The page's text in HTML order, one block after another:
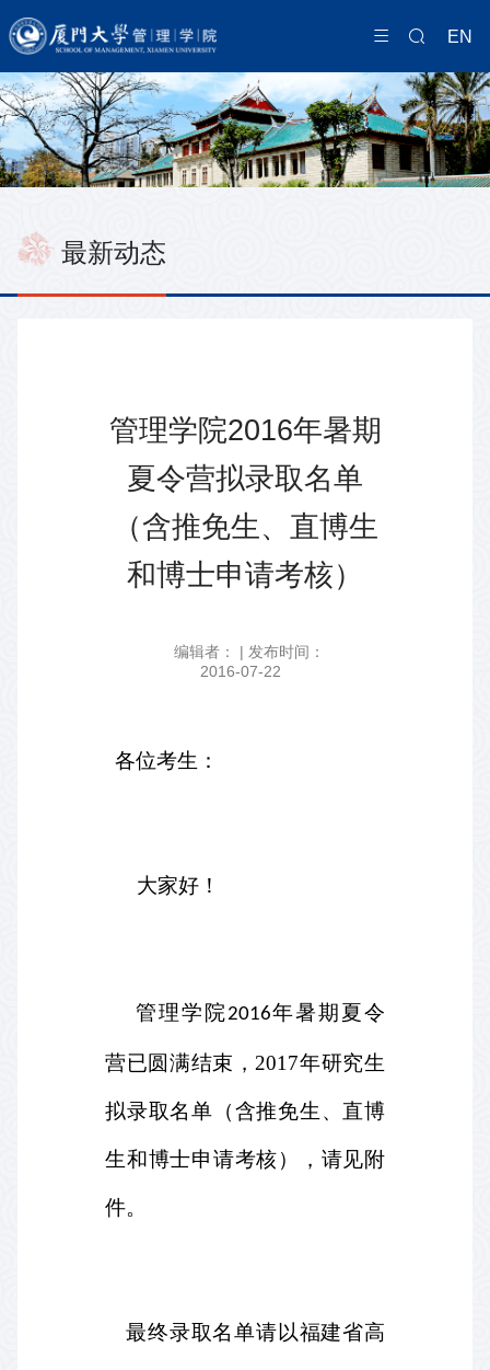
EN
最新动态
管理学院2016年暑期
夏令营拟录取名单
（含推免生、直博生
和博士申请考核）
编辑者： | 发布时间：
2016-07-22
各位考生：
大家好！
管理学院2016年暑期夏令
营已圆满结束，2017年研究生
拟录取名单（含推免生、直博
生和博士申请考核），请见附
件。
最终录取名单请以福建省高